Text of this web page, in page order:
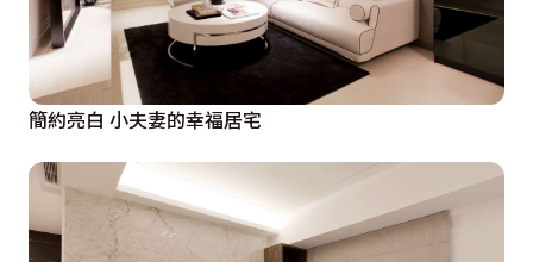
簡約亮白 小夫妻的幸福居宅